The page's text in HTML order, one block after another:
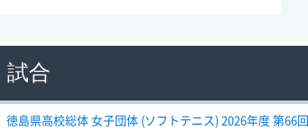
試合
徳島県高校総体 女子団体 (ソフトテニス) 2026年度 第66回